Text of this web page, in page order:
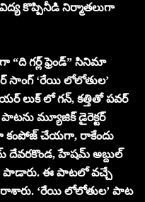
కొప్పినీడి నిర్మాతలుగా
“ది గర్ల్ ఫ్రెండ్” సినిమా
సాంగ్ ‘రేయి లోలోతుల’
లుక్ లో గన్, కత్తితో పవర్
మ్యూజిక్ డైరెక్టర్
కంపోజ్ చేయగా, రాకేందు
దేవరకొండ, హేషమ్ అబ్దుల్
పాడారు. ఈ పాటలో వచ్చే
రాశారు. ‘రేయి లోలోతుల’ పాట